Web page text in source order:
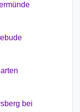
bei